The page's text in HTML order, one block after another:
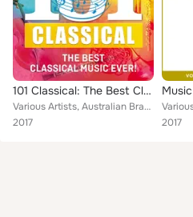
101 Classical: The Best Classical Music Ever!
Various Artists, Australian Brandenburg Orchestra, Erin Helyard, Matthias Bamert, Sally Maer, Bernard Heinze, Daniel Yeadon, Mic...
2017
2017